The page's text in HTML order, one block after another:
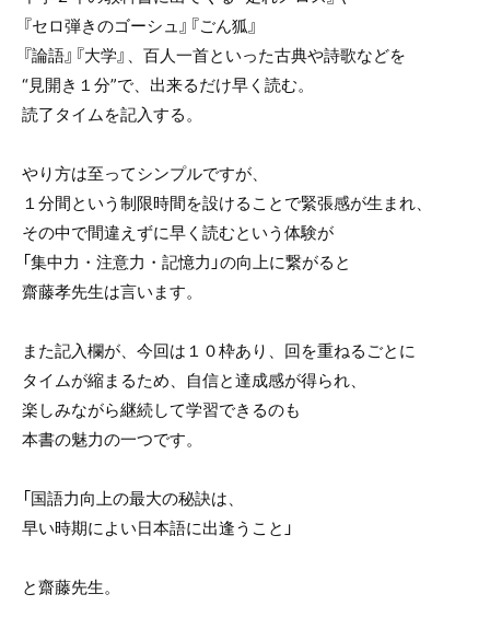
『セロ弾きのゴーシュ』『ごん狐』
『論語』『大学』、百人一首といった古典や詩歌などを
“見開き１分”で、出来るだけ早く読む。
読了タイムを記入する。
やり方は至ってシンプルですが、
１分間という制限時間を設けることで緊張感が生まれ、
その中で間違えずに早く読むという体験が
「集中力・注意力・記憶力」の向上に繋がると
齋藤孝先生は言います。
また記入欄が、今回は１０枠あり、回を重ねるごとに
タイムが縮まるため、自信と達成感が得られ、
楽しみながら継続して学習できるのも
本書の魅力の一つです。
「国語力向上の最大の秘訣は、
早い時期によい日本語に出逢うこと」
と齋藤先生。